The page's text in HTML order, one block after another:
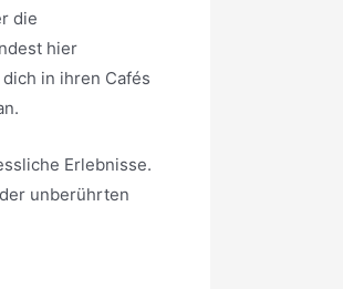
die
hier
in ihren Cafés
Erlebnisse.
unberührten